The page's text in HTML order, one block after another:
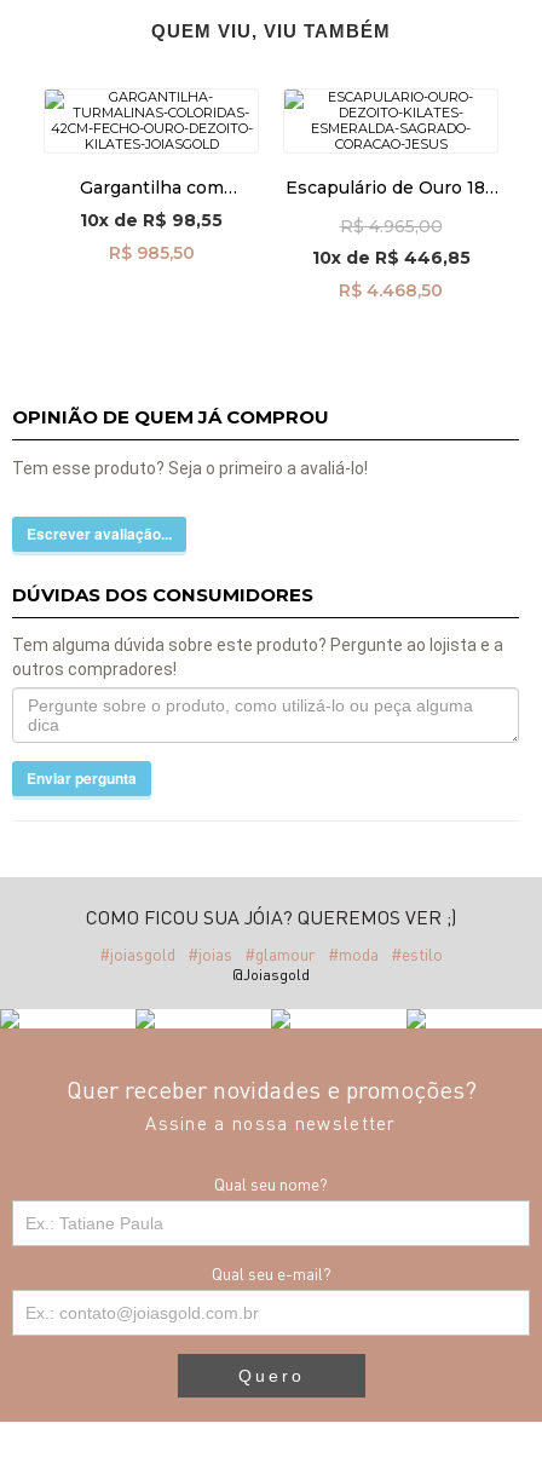
QUEM VIU, VIU TAMBÉM
Gargantilha com
Turmalinas Coloridas de
42cm e Fecho de Ouro
18k ga07663
10x de R$ 98,55
R$ 985,50
Escapulário de Ouro 18k
Coração de Jesus
ga08436
R$ 4.965,00
10xde R$ 446,85
R$ 4.468,50
OPINIÃO DE QUEM JÁ COMPROU
Tem esse produto? Seja o primeiro a avaliá-lo!
Escrever avaliação...
DÚVIDAS DOS CONSUMIDORES
Tem alguma dúvida sobre este produto? Pergunte ao lojista e a
outros compradores!
Enviar pergunta
COMO FICOU SUA JÓIA? QUEREMOS VER ;)
#joiasgold #joias #glamour #moda #estilo
@Joiasgold
Quer receber novidades e promoções?
Assine a nossa newsletter
Qual seu nome?
Qual seu e-mail?
Quero